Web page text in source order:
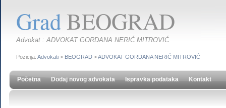
GradBEOGRAD
Advokat : ADVOKAT GORDANA NERIĆ MITROVIĆ
Pozicija: Advokati > BEOGRAD >ADVOKAT GORDANA NERIĆ MITROVIĆ
Početna Dodaj novog advokata Ispravka podataka Kontakt